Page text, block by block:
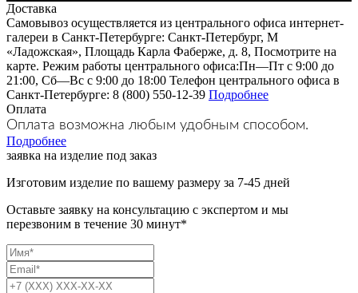
Доставка
Самовывоз осуществляется из центрального офиса интернет-
галереи в Санкт-Петербурге: Санкт-Петербург, М
«Ладожская», Площадь Карла Фаберже, д. 8, Посмотрите на
карте. Режим работы центрального офиса:Пн—Пт с 9:00 до
21:00, Сб—Вс с 9:00 до 18:00 Телефон центрального офиса в
Санкт-Петербурге: 8 (800) 550-12-39 Подробнее
Оплата
Оплата возможна любым удобным способом.
Подробнее
заявка на изделие под заказ
Изготовим изделие по вашему размеру за 7-45 дней
Оставьте заявку на консультацию с экспертом и мы
перезвоним в течение 30 минут*